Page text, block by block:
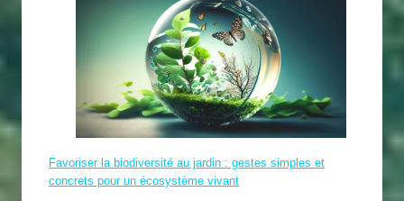
Favoriser la biodiversité au jardin : gestes simples et
concrets pour un écosystème vivant